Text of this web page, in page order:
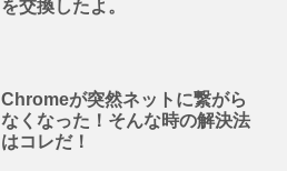
を交換したよ。
Chromeが突然ネットに繋がら
なくなった！そんな時の解決法
はコレだ！